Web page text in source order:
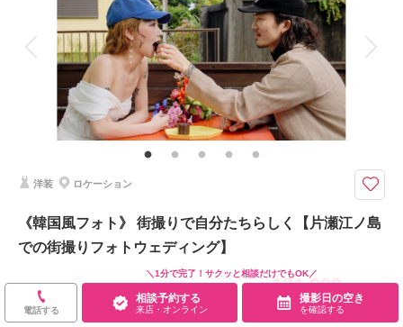
データ 100 カット 台紙付写真
衣装追加 会食 挙式
家族と撮影 家族用衣装レンタル ペットと撮影
その他含むもの
100カットデータ（納期約3週間/レタッチ済）・ヘアメイク・撮影アテン
ド・アクセサリー類レンタル・ベールレンタル・セミオーダーブーケ（撮影
*茅ヶ崎サザンビーチでのビーチフォトウェディング*茅ヶ崎のお支度場所か
⚫︎茅ヶ崎サザンビーチ周辺ロケーション撮影
⚫︎データ：約100カット（色味補正等レタッチ済）
⚫︎衣装：国内外からセレクトしたドレスより１着お選びください
⚫︎お花：セミオーダードライフラワーブーケ＆ブートニア作成（お持ち帰り
◎）
洋装 ロケーション
《韓国風フォト》 街撮りで自分たちらしく【片瀬江ノ島
での街撮りフォトウェディング】
￥121,000
土日祝UP料金：
＼1分で完了！サクッと相談だけでもOK／
電話する
相談予約する
来店・オンライン
撮影日の空き
を確認する